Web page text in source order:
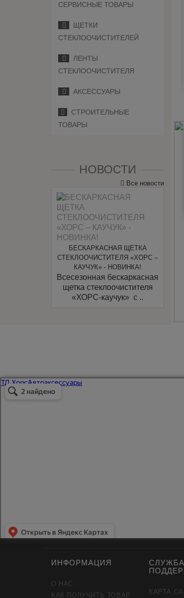
СЕРВИСНЫЕ ТОВАРЫ
ЩЕТКИ
СТЕКЛООЧИСТИТЕЛЕЙ
ЛЕНТЫ
СТЕКЛООЧИСТИТЕЛЯ
АКСЕССУАРЫ
СТРОИТЕЛЬНЫЕ
ТОВАРЫ
НОВОСТИ
Все новости
БЕСКАРКАСНАЯ ЩЕТКА
СТЕКЛООЧИСТИТЕЛЯ «ХОРС –
КАУЧУК» - НОВИНКА!
Всесезонная бескаркасная
щетка стеклоочистителя
«ХОРС-каучук» c ..
ИНФОРМАЦИЯ
О НАС
КАК ПОЛУЧИТЬ ТОВАР
СЛУЖБА
КАРТА